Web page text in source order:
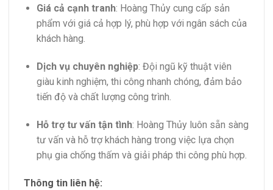
Giá cả cạnh tranh: Hoàng Thủy cung cấp sản
phẩm với giá cả hợp lý, phù hợp với ngân sách của
khách hàng.
Dịch vụ chuyên nghiệp: Đội ngũ kỹ thuật viên
giàu kinh nghiệm, thi công nhanh chóng, đảm bảo
tiến độ và chất lượng công trình.
Hỗ trợ tư vấn tận tình: Hoàng Thủy luôn sẵn sàng
tư vấn và hỗ trợ khách hàng trong việc lựa chọn
phụ gia chống thấm và giải pháp thi công phù hợp.
Thông tin liên hệ: